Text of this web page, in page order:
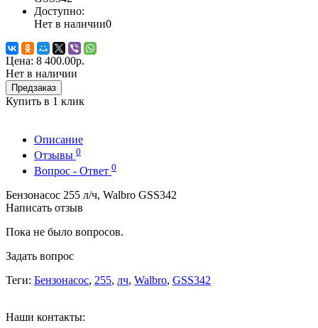
Доступно:
Нет в наличии0
Цена: 8 400.00р.
Нет в наличии
Предзаказ
Купить в 1 клик
Описание
Отзывы 0
Вопрос - Ответ 0
Бензонасос 255 л/ч, Walbro GSS342
Написать отзыв
Пока не было вопросов.
Задать вопрос
Теги: Бензонасос, 255, лч, Walbro, GSS342
Наши контакты: